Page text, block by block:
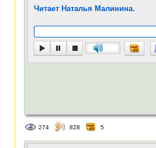
Читает Наталья Малинина.
274 828 5